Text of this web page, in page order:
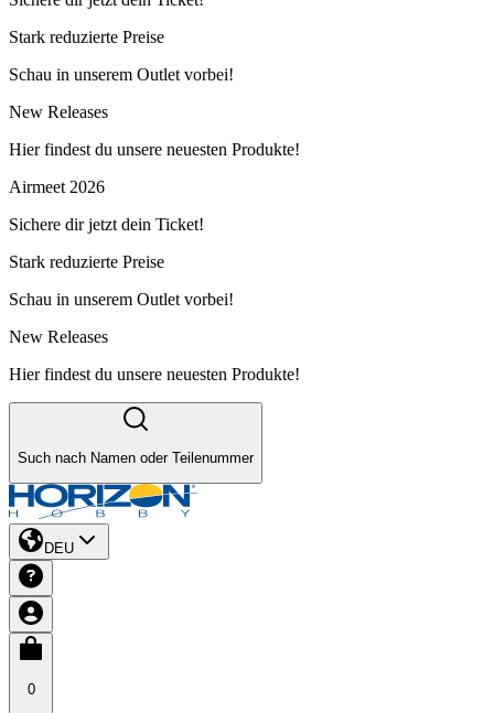
Stark reduzierte Preise
Schau in unserem Outlet vorbei!
New Releases
Hier findest du unsere neuesten Produkte!
Airmeet 2026
Sichere dir jetzt dein Ticket!
Stark reduzierte Preise
Schau in unserem Outlet vorbei!
New Releases
Hier findest du unsere neuesten Produkte!
Such nach Namen oder Teilenummer
DEU
0